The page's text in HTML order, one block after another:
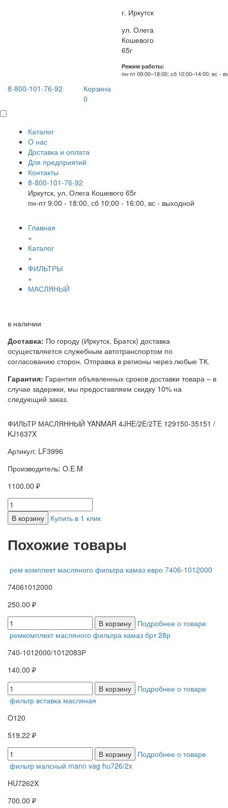
г. Иркутск
ул. Олега
Кошевого
65г
Режим работы:
пн-пт 09:00–18:00; сб 10:00–14:00; вс -
8-800-101-76-92
Корзина
0
Каталог
О нас
Доставка и оплата
Для предприятий
Контакты
8-800-101-76-92
Иркутск, ул. Олега Кошевого 65г
пн-пт 9:00 - 18:00, сб 10:00 - 16:00, вс - выходной
Главная
»
Каталог
»
ФИЛЬТРЫ
»
МАСЛЯНЫЙ
в наличии
Доставка: По городу (Иркутск, Братск) доставка
осуществляется служебным автотранспортом по
согласованию сторон. Отправка в регионы через любые ТК.
Гарантия: Гарантия объявленных сроков доставки товара – в
случае задержки, мы предоставляем скидку 10% на
следующий заказ.
ФИЛЬТР МАСЛЯННЫЙ YANMAR 4JHE/2E/2TE 129150-35151 /
KJ1637X
Артикул: LF3996
Производитель: O.E.M
1100.00 ₽
В корзину Купить в 1 клик
Похожие товары
рем комплект масляного фильтра камаз евро 7406-1012000
74061012000
250.00 ₽
В корзину
Подробнее о товаре
ремкомплект масляного фильтра камаз брт 28р
740-1012000/1012083Р
140.00 ₽
В корзину
Подробнее о товаре
фильтр вставка масляная
O120
519.22 ₽
В корзину
Подробнее о товаре
фильтр малсный mann vag hu726/2x
HU7262X
700.00 ₽